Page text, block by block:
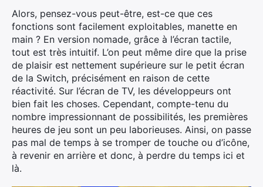
Alors, pensez-vous peut-être, est-ce que ces
fonctions sont facilement exploitables, manette en
main ? En version nomade, grâce à l’écran tactile,
tout est très intuitif. L’on peut même dire que la prise
de plaisir est nettement supérieure sur le petit écran
de la Switch, précisément en raison de cette
réactivité. Sur l’écran de TV, les développeurs ont
bien fait les choses. Cependant, compte-tenu du
nombre impressionnant de possibilités, les premières
heures de jeu sont un peu laborieuses. Ainsi, on passe
pas mal de temps à se tromper de touche ou d’icône,
à revenir en arrière et donc, à perdre du temps ici et
là.